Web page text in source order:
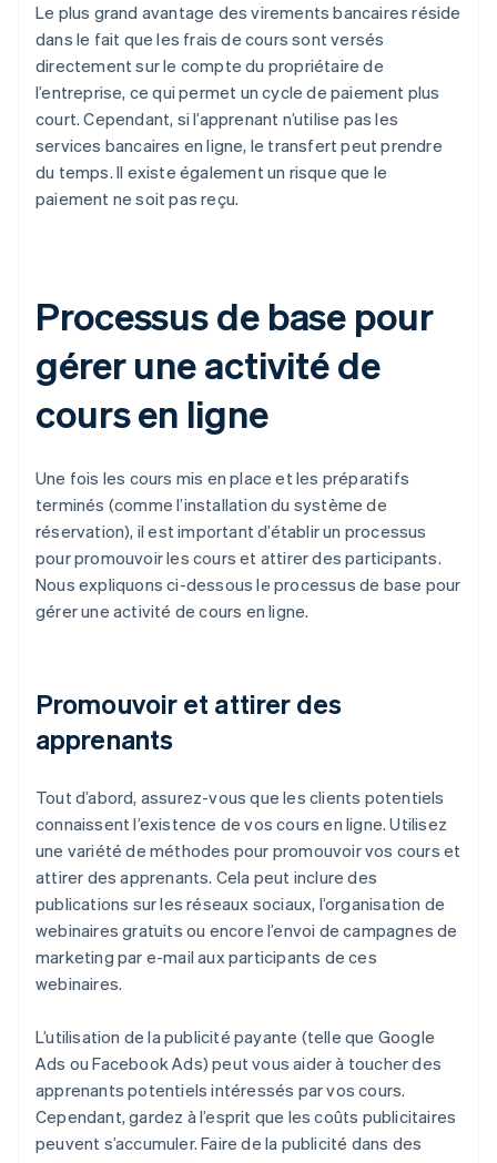
Le plus grand avantage des virements bancaires réside
dans le fait que les frais de cours sont versés
directement sur le compte du propriétaire de
l’entreprise, ce qui permet un cycle de paiement plus
court. Cependant, si l’apprenant n’utilise pas les
services bancaires en ligne, le transfert peut prendre
du temps. Il existe également un risque que le
paiement ne soit pas reçu.
Processus de base pour
gérer une activité de
cours en ligne
Une fois les cours mis en place et les préparatifs
terminés (comme l’installation du système de
réservation), il est important d’établir un processus
pour promouvoir les cours et attirer des participants.
Nous expliquons ci-dessous le processus de base pour
gérer une activité de cours en ligne.
Promouvoir et attirer des
apprenants
Tout d’abord, assurez-vous que les clients potentiels
connaissent l’existence de vos cours en ligne. Utilisez
une variété de méthodes pour promouvoir vos cours et
attirer des apprenants. Cela peut inclure des
publications sur les réseaux sociaux, l’organisation de
webinaires gratuits ou encore l’envoi de campagnes de
marketing par e-mail aux participants de ces
webinaires.
L’utilisation de la publicité payante (telle que Google
Ads ou Facebook Ads) peut vous aider à toucher des
apprenants potentiels intéressés par vos cours.
Cependant, gardez à l’esprit que les coûts publicitaires
peuvent s’accumuler. Faire de la publicité dans des